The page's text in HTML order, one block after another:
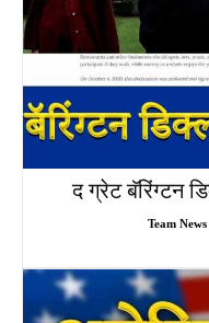
द ग्रेट बॅरिंग्टन
Team